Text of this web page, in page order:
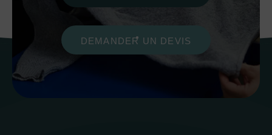
DEMANDER UN DEVIS